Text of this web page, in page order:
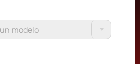
modelo